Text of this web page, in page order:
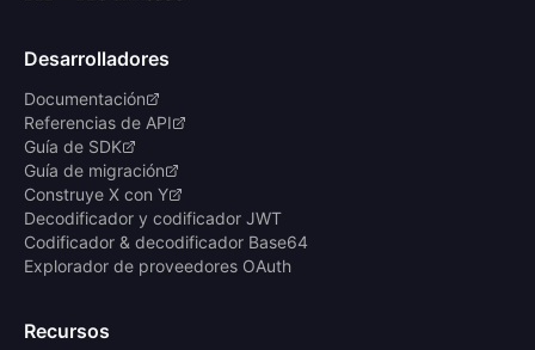
Desarrolladores
Documentación
Referencias de API
Guía de SDK
Guía de migración
Construye X con Y
Decodificador y codificador JWT
Codificador & decodificador Base64
Explorador de proveedores OAuth
Recursos